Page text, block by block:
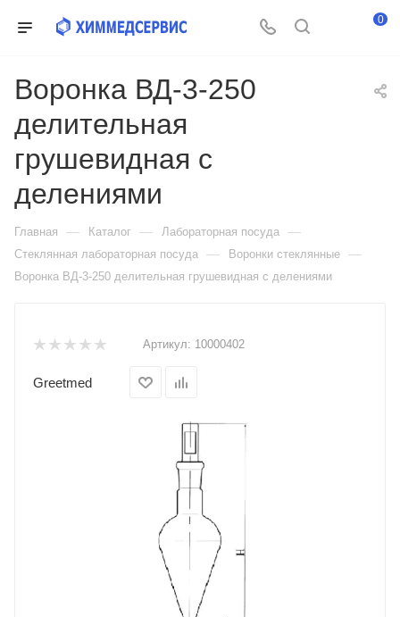
0
Воронка ВД-3-250
делительная
грушевидная с
делениями
Главная — Каталог — Лабораторная посуда —
Стеклянная лабораторная посуда — Воронки стеклянные —
Воронка ВД-3-250 делительная грушевидная с делениями
Артикул: 10000402
Greetmed